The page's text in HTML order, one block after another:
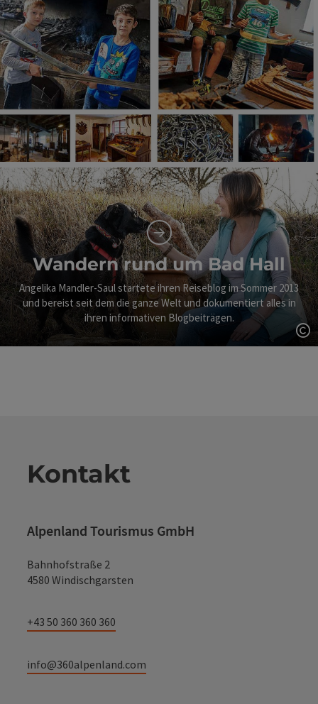
Wandern rund um Bad Hall
Angelika Mandler-Saul startete ihren Reiseblog im Sommer 2013
und bereist seit dem die ganze Welt und dokumentiert alles in
ihren informativen Blogbeiträgen.
Kontakt
Alpenland Tourismus GmbH
Bahnhofstraße 2
4580 Windischgarsten
+43 50 360 360 360
info@360alpenland.com